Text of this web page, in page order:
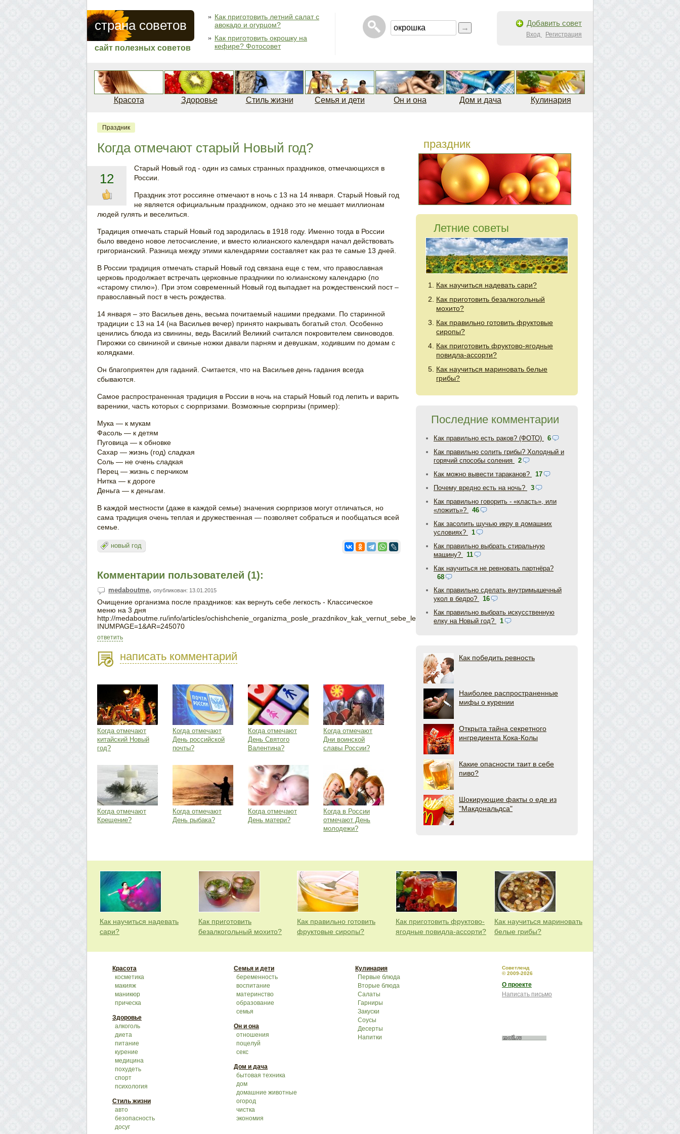
страна советов
сайт полезных советов
Как приготовить летний салат с
авокадо и огурцом?
Как приготовить окрошку на
кефире? Фотосовет
Добавить совет
Вход Регистрация
Красота Здоровье Стиль жизни Семья и дети Он и она Дом и дача Кулинария
Праздник
Когда отмечают старый Новый год?
12
Старый Новый год - один из самых странных праздников, отмечающихся в
России.
Праздник этот россияне отмечают в ночь с 13 на 14 января. Старый Новый год
не является официальным праздником, однако это не мешает миллионам
людей гулять и веселиться.
Традиция отмечать старый Новый год зародилась в 1918 году. Именно тогда в России
было введено новое летосчисление, и вместо юлианского календаря начал действовать
григорианский. Разница между этими календарями составляет как раз те самые 13 дней.
В России традиция отмечать старый Новый год связана еще с тем, что православная
церковь продолжает встречать церковные праздники по юлианскому календарю (по
«старому стилю»). При этом современный Новый год выпадает на рождественский пост –
православный пост в честь рождества.
14 января – это Васильев день, весьма почитаемый нашими предками. По старинной
традиции с 13 на 14 (на Васильев вечер) принято накрывать богатый стол. Особенно
ценились блюда из свинины, ведь Василий Великий считался покровителем свиноводов.
Пирожки со свининой и свиные ножки давали парням и девушкам, ходившим по домам с
колядками.
Он благоприятен для гаданий. Считается, что на Васильев день гадания всегда
сбываются.
Самое распространенная традиция в России в ночь на старый Новый год лепить и варить
вареники, часть которых с сюрпризами. Возможные сюрпризы (пример):
Мука — к мукам
Фасоль — к детям
Пуговица — к обновке
Сахар — жизнь (год) сладкая
Соль — не очень сладкая
Перец — жизнь с перчиком
Нитка — к дороге
Деньга — к деньгам.
В каждой местности (даже в каждой семье) значения сюрпризов могут отличаться, но
сама традиция очень теплая и дружественная — позволяет собраться и пообщаться всей
семье.
новый год
Комментарии пользователей (1):
medaboutme, опубликован: 13.01.2015
Очищение организма после праздников: как вернуть себе легкость - Классическое
меню на 3 дня
http://medaboutme.ru/info/articles/ochishchenie_organizma_posle_prazdnikov_kak_vernut_sebe_legkost/?
INUMPAGE=1&AR=245070
ответить
написать комментарий
Когда отмечают
китайский Новый
год?
Когда отмечают
День российской
почты?
Когда отмечают
День Святого
Валентина?
Когда отмечают
Дни воинской
славы России?
Когда отмечают
Крещение?
Когда отмечают
День рыбака?
Когда отмечают
День матери?
Когда в России
отмечают День
молодежи?
праздник
Летние советы
Как научиться надевать сари?
Как приготовить безалкогольный
мохито?
Как правильно готовить фруктовые
сиропы?
Как приготовить фруктово-ягодные
повидла-ассорти?
Как научиться мариновать белые
грибы?
Последние комментарии
Как правильно есть раков? (ФОТО)
6
Как правильно солить грибы? Холодный и
горячий способы соления
2
Как можно вывести тараканов?
17
Почему вредно есть на ночь?
3
Как правильно говорить - «класть», или
«ложить»?
46
Как засолить щучью икру в домашних
условиях?
1
Как правильно выбрать стиральную
машину?
11
Как научиться не ревновать партнёра?
68
Как правильно сделать внутримышечный
укол в бедро?
16
Как правильно выбрать искусственную
елку на Новый год?
1
Как победить ревность
Наиболее распространенные
мифы о курении
Открыта тайна секретного
ингредиента Кока-Колы
Какие опасности таит в себе
пиво?
Шокирующие факты о еде из
"Макдональдса"
Как научиться надевать
сари?
Как приготовить
безалкогольный мохито?
Как правильно готовить
фруктовые сиропы?
Как приготовить фруктово-
ягодные повидла-ассорти?
Как научиться мариновать
белые грибы?
Красота
косметика
макияж
маникюр
прическа
Здоровье
алкоголь
диета
питание
курение
медицина
похудеть
спорт
психология
Стиль жизни
авто
безопасность
досуг
Семья и дети
беременность
воспитание
материнство
образование
семья
Он и она
отношения
поцелуй
секс
Дом и дача
бытовая техника
дом
домашние животные
огород
чистка
экономия
Кулинария
Первые блюда
Вторые блюда
Салаты
Гарниры
Закуски
Соусы
Десерты
Напитки
Советленд
© 2009-2026
О проекте
Написать письмо